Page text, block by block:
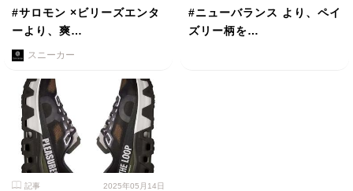
#サロモン ×ビリーズエンタ
ーより、爽…
スニーカー
#ニューバランス より、ペイ
ズリー柄を…
記事 2025年05月14日